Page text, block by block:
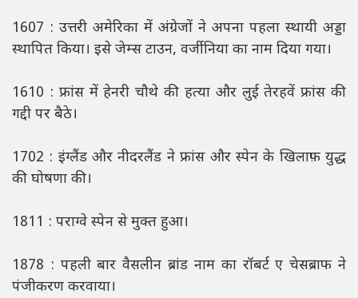
1607 : उत्तरी अमेरिका में अंग्रेजों ने अपना पहला स्थायी अड्डा
स्थापित किया। इसे जेम्स टाउन, वर्जीनिया का नाम दिया गया।
1610 : फ्रांस में हेनरी चौथे की हत्या और लुई तेरहवें फ्रांस की
गद्दी पर बैठे।
1702 : इंग्लैंड और नीदरलैंड ने फ्रांस और स्पेन के खिलाफ़ युद्ध
की घोषणा की।
1811 : पराग्वे स्पेन से मुक्त हुआ।
1878 : पहली बार वैसलीन ब्रांड नाम का रॉबर्ट ए चेसब्राफ ने
पंजीकरण करवाया।